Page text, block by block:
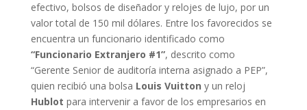
efectivo, bolsos de diseñador y relojes de lujo, por un
valor total de 150 mil dólares. Entre los favorecidos se
encuentra un funcionario identificado como
“Funcionario Extranjero #1”, descrito como
“Gerente Senior de auditoría interna asignado a PEP”,
quien recibió una bolsa Louis Vuitton y un reloj
Hublot para intervenir a favor de los empresarios en